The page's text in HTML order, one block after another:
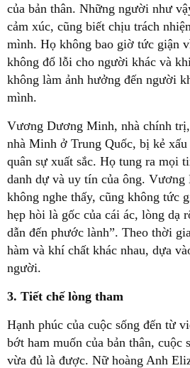
của bản thân. Những người như
cảm xúc, cũng biết chịu trách
mình. Họ không bao giờ tức giận
không đổ lỗi cho người khác và
không làm ảnh hưởng đến người
mình.
Vương Dương Minh, nhà chính
nhà Minh ở Trung Quốc, bị kẻ
quân sự xuất sắc. Họ tung ra mọi
danh dự và uy tín của ông.
không nghe thấy, cũng không tức
hẹp hòi là gốc của cái ác, lòng dạ
dẫn đến phước lành”. Theo thời
hàm và khí chất khác nhau, dựa
người.
3. Tiết chế lòng tham
Hạnh phúc của cuộc sống đến từ
bớt ham muốn của bản thân, cuộc
vừa đủ là được. Nữ hoàng Anh